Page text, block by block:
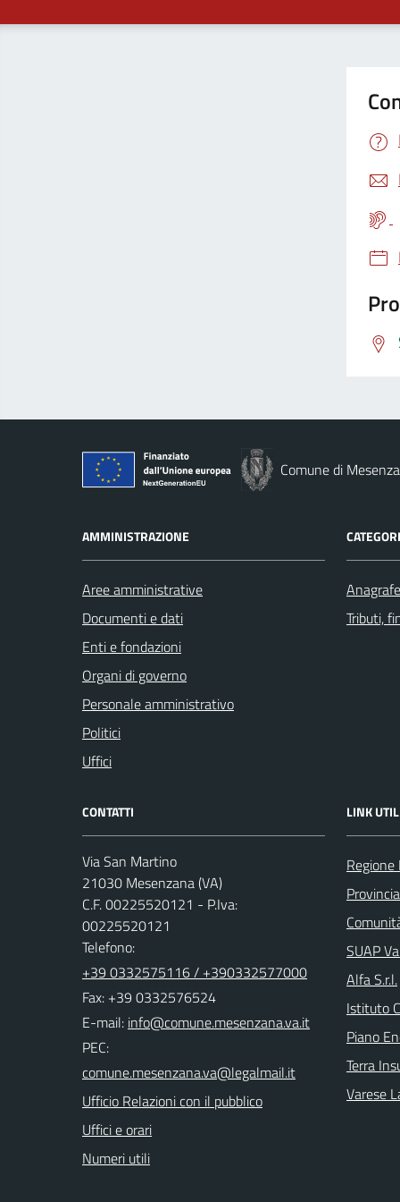
Comune di
AMMINISTRAZIONE
Aree amministrative
Documenti e dati
Enti e fondazioni
Organi di governo
Personale amministrativo
Politici
Uffici
Tributi,
CONTATTI
Via San Martino
21030 Mesenzana (VA)
C.F. 00225520121 - P.Iva:
00225520121
Telefono:
+39 0332575116 / +390332577000
Fax: +39 0332576524
E-mail:
PEC:
Ufficio Relazioni con il pubblico
Uffici e orari
Numeri utili
LINK
Regione
SUAP
Alfa S.r.l.
Istituto
Piano
Terra
Varese